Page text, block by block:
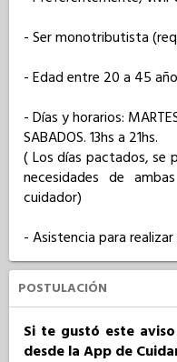
- Ser monotributista
- Edad entre 20 a 45
- Días y horarios:
SABADOS. 13hs a 21hs.
( Los días pactados, se
necesidades de
cuidador)
- Asistencia para
POSTULACIÓN
Si te gustó este
desde la App de